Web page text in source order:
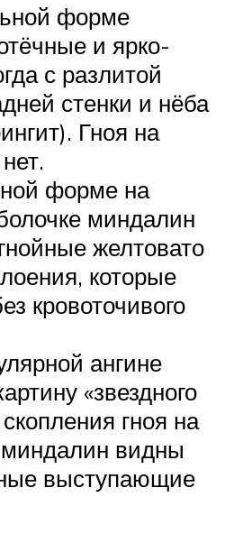
форме
и ярко-
с разлитой
стенки и нёба
Гноя на
форме на
миндалин
желтовато
которые
кровоточивого
ангине
«звездного
гноя на
видны
выступающие